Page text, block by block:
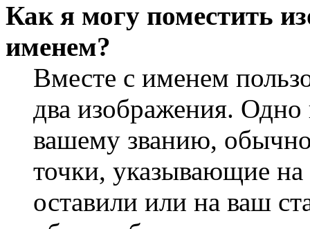
Как я могу поместить
именем?
Вместе с именем
два изображения.
вашему званию, обычно
точки, указывающие
оставили или на ваш